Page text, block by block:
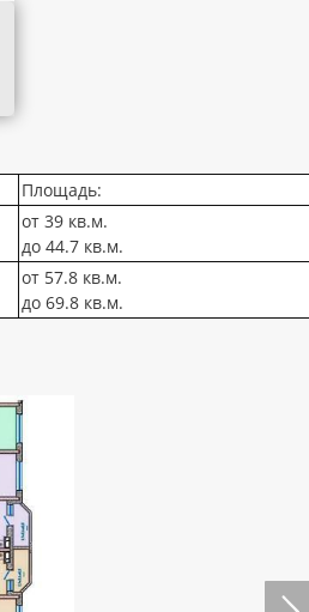
Площадь:
от 39 кв.м.
до 44.7 кв.м.
от 57.8 кв.м.
до 69.8 кв.м.